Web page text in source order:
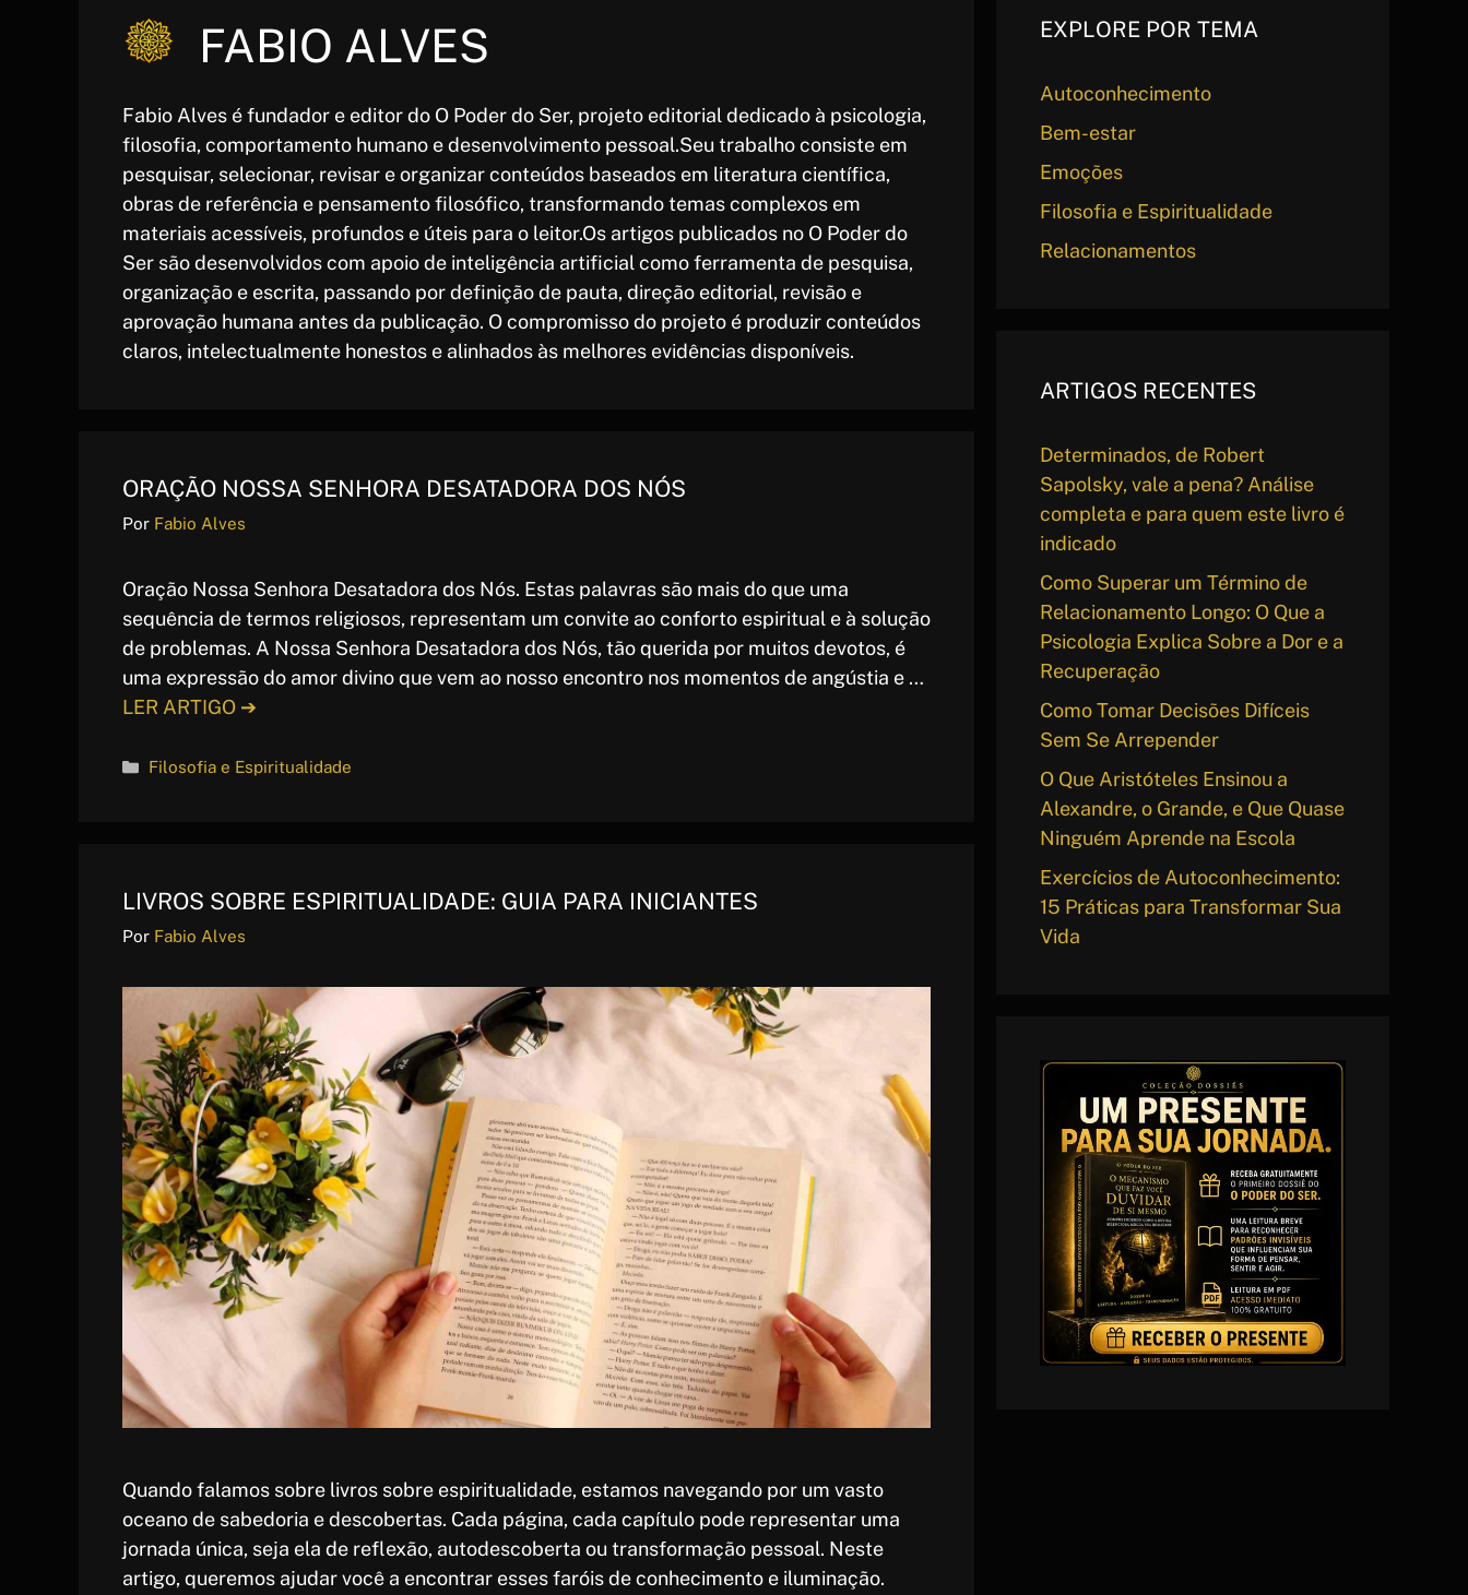
FABIO ALVES
Fabio Alves é fundador e editor do O Poder do Ser, projeto editorial dedicado à psicologia,
filosofia, comportamento humano e desenvolvimento pessoal.Seu trabalho consiste em
pesquisar, selecionar, revisar e organizar conteúdos baseados em literatura científica,
obras de referência e pensamento filosófico, transformando temas complexos em
materiais acessíveis, profundos e úteis para o leitor.Os artigos publicados no O Poder do
Ser são desenvolvidos com apoio de inteligência artificial como ferramenta de pesquisa,
organização e escrita, passando por definição de pauta, direção editorial, revisão e
aprovação humana antes da publicação. O compromisso do projeto é produzir conteúdos
claros, intelectualmente honestos e alinhados às melhores evidências disponíveis.
ORAÇÃO NOSSA SENHORA DESATADORA DOS NÓS
Por Fabio Alves
Oração Nossa Senhora Desatadora dos Nós. Estas palavras são mais do que uma
sequência de termos religiosos, representam um convite ao conforto espiritual e à solução
de problemas. A Nossa Senhora Desatadora dos Nós, tão querida por muitos devotos, é
uma expressão do amor divino que vem ao nosso encontro nos momentos de angústia e …
LER ARTIGO ➔
Categorias
Filosofia e Espiritualidade
LIVROS SOBRE ESPIRITUALIDADE: GUIA PARA INICIANTES
Por Fabio Alves
Quando falamos sobre livros sobre espiritualidade, estamos navegando por um vasto
oceano de sabedoria e descobertas. Cada página, cada capítulo pode representar uma
jornada única, seja ela de reflexão, autodescoberta ou transformação pessoal. Neste
artigo, queremos ajudar você a encontrar esses faróis de conhecimento e iluminação.
EXPLORE POR TEMA
Autoconhecimento
Bem-estar
Emoções
Filosofia e Espiritualidade
Relacionamentos
ARTIGOS RECENTES
Determinados, de Robert
Sapolsky, vale a pena? Análise
completa e para quem este livro é
indicado
Como Superar um Término de
Relacionamento Longo: O Que a
Psicologia Explica Sobre a Dor e a
Recuperação
Como Tomar Decisões Difíceis
Sem Se Arrepender
O Que Aristóteles Ensinou a
Alexandre, o Grande, e Que Quase
Ninguém Aprende na Escola
Exercícios de Autoconhecimento:
15 Práticas para Transformar Sua
Vida